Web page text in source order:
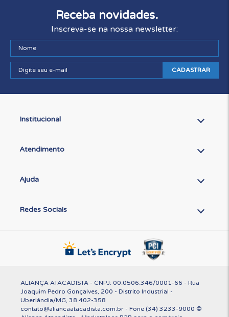
Receba novidades.
Inscreva-se na nossa newsletter:
CADASTRAR
Institucional
Atendimento
Ajuda
Redes Sociais
ALIANÇA ATACADISTA - CNPJ: 00.0506.346/0001-66 - Rua
Joaquim Pedro Gonçalves, 200 - Distrito Industrial -
Uberlândia/MG, 38.402-358
contato@aliancaatacadista.com.br - Fone (34) 3233-9000 ©